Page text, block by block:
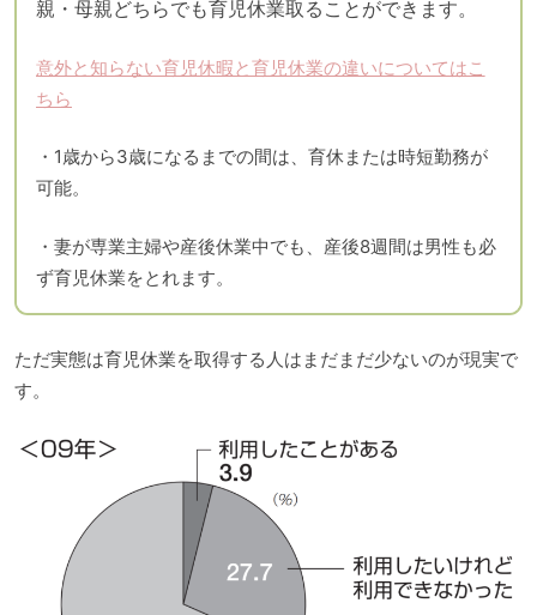
親・母親どちらでも育児休業取ることができます。
意外と知らない育児休暇と育児休業の違いについてはこ
ちら
・1歳から3歳になるまでの間は、育休または時短勤務が
可能。
・妻が専業主婦や産後休業中でも、産後8週間は男性も必
ず育児休業をとれます。
ただ実態は育児休業を取得する人はまだまだ少ないのが現実で
す。